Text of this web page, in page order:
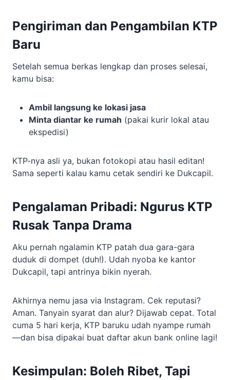
Pengiriman dan Pengambilan KTP
Baru
Setelah semua berkas lengkap dan proses selesai,
kamu bisa:
Ambil langsung ke lokasi jasa
Minta diantar ke rumah (pakai kurir lokal atau
ekspedisi)
KTP-nya asli ya, bukan fotokopi atau hasil editan!
Sama seperti kalau kamu cetak sendiri ke Dukcapil.
Pengalaman Pribadi: Ngurus KTP
Rusak Tanpa Drama
Aku pernah ngalamin KTP patah dua gara-gara
duduk di dompet (duh!). Udah nyoba ke kantor
Dukcapil, tapi antrinya bikin nyerah.
Akhirnya nemu jasa via Instagram. Cek reputasi?
Aman. Tanyain syarat dan alur? Dijawab cepat. Total
cuma 5 hari kerja, KTP baruku udah nyampe rumah
—dan bisa dipakai buat daftar akun bank online lagi!
Kesimpulan: Boleh Ribet, Tapi